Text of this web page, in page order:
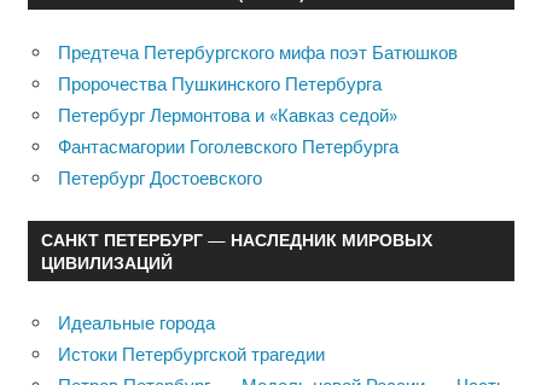
Предтеча Петербургского мифа поэт Батюшков
Пророчества Пушкинского Петербурга
Петербург Лермонтова и «Кавказ седой»
Фантасмагории Гоголевского Петербурга
Петербург Достоевского
САНКТ ПЕТЕРБУРГ — НАСЛЕДНИК МИРОВЫХ
ЦИВИЛИЗАЦИЙ
Идеальные города
Истоки Петербургской трагедии